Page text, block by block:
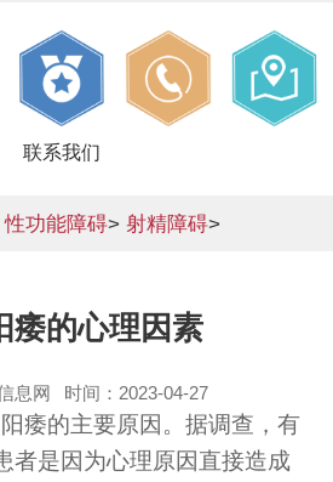
联系我们
性功能障碍>射精障碍>
痿的心理因素
息网 时间：2023-04-27
痿的主要原因。据调查，有
者是因为心理原因直接造成